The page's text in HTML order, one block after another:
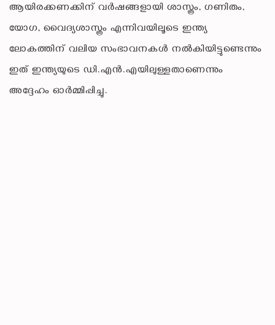
ആയിരക്കണക്കിന് വർഷങ്ങളായി ശാസ്ത്രം, ഗണിതം,
യോഗ, വൈദ്യശാസ്ത്രം എന്നിവയിലൂടെ ഇന്ത്യ
ലോകത്തിന് വലിയ സംഭാവനകൾ നൽകിയിട്ടുണ്ടെന്നും
ഇത് ഇന്ത്യയുടെ ഡി.എൻ.എയിലുള്ളതാണെന്നും
അദ്ദേഹം ഓർമ്മിപ്പിച്ചു.